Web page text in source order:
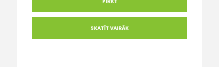
SKATĪT VAIRĀK